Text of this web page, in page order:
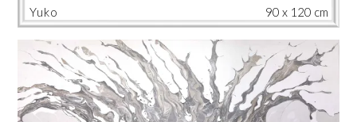
Yuko
90 x 120 cm